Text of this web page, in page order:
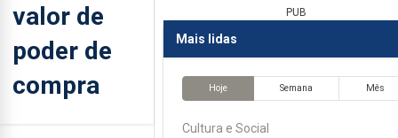
valor de
poder de
compra
PUB
Mais lidas
Hoje Semana Mês
Cultura e Social